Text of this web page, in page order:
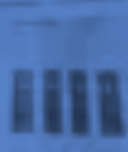
Voor website
excap website te
bijvoorbeeld op
achterhalen welke
welke onderdelen in
moeten worden.
Voor marketing
wij de juiste